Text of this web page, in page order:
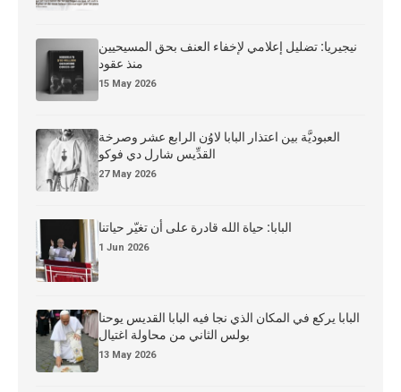
نيجيريا: تضليل إعلامي لإخفاء العنف بحق المسيحيين
منذ عقود
15 May 2026
العبوديَّة بين اعتذار البابا لاوُن الرابع عشر وصرخة
القدِّيس شارل دي فوكو
27 May 2026
البابا: حياة الله قادرة على أن تغيّر حياتنا
1 Jun 2026
البابا يركع في المكان الذي نجا فيه البابا القديس يوحنا
بولس الثاني من محاولة اغتيال
13 May 2026